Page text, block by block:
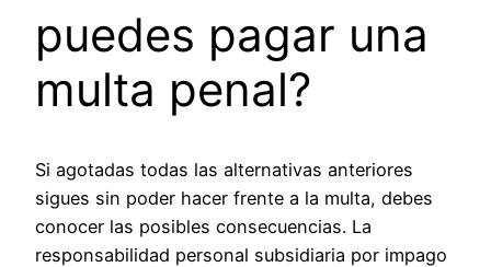
puedes pagar una
multa penal?
Si agotadas todas las alternativas anteriores
sigues sin poder hacer frente a la multa, debes
conocer las posibles consecuencias. La
responsabilidad personal subsidiaria por impago